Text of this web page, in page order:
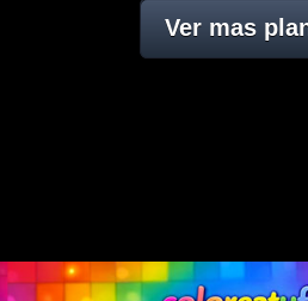
Ver mas